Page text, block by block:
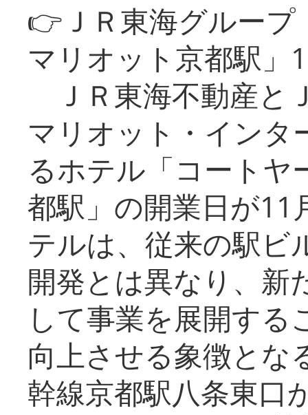
👉ＪＲ東海グルー
マリオット京都駅」
ＪＲ東海不動産と
マリオット・インタ
るホテル「コートヤ
都駅」の開業日が11
テルは、従来の駅ビ
開発とは異なり、新
して事業を展開する
向上させる象徴とな
幹線京都駅八条東口